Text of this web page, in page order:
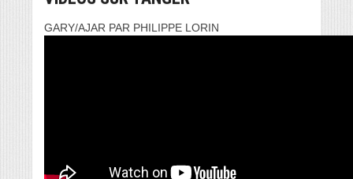
GARY/AJAR PAR PHILIPPE LORIN